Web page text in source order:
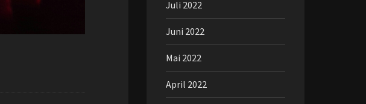
Juli 2022
Juni 2022
Mai 2022
April 2022